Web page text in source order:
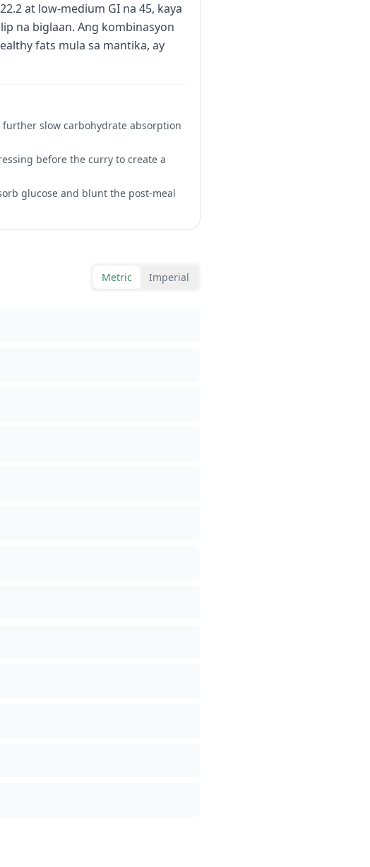
at low-medium GI na 45, kaya
na biglaan. Ang kombinasyon
fats mula sa mantika, ay
slow carbohydrate absorption
before the curry to create a
glucose and blunt the post-meal
Metric Imperial